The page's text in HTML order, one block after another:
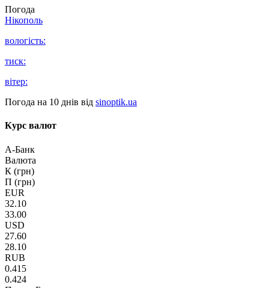
Погода
Нікополь
вологість:
тиск:
вітер:
Погода на 10 днів від sinoptik.ua
Курс валют
А-Банк
Валюта
К (грн)
П (грн)
EUR
32.10
33.00
USD
27.60
28.10
RUB
0.415
0.424